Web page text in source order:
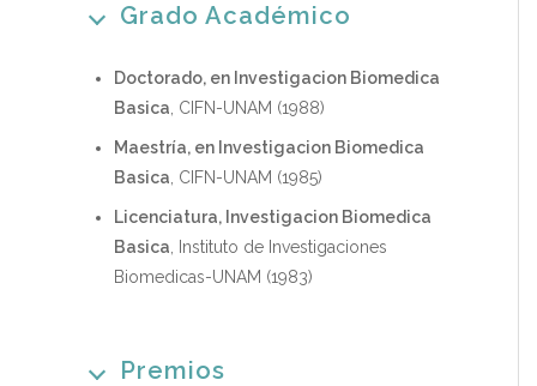
Grado Académico
Doctorado, en Investigacion Biomedica
Basica , CIFN-UNAM (1988)
Maestría, en Investigacion Biomedica
Basica , CIFN-UNAM (1985)
Licenciatura, Investigacion Biomedica
Basica , Instituto de Investigaciones
Biomedicas-UNAM (1983)
Premios